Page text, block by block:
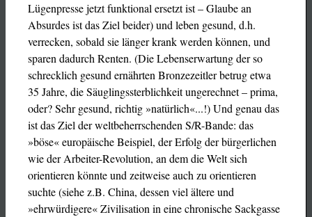
Lügenpresse jetzt funktional ersetzt ist – Glaube an
Absurdes ist das Ziel beider) und leben gesund, d.h.
verrecken, sobald sie länger krank werden können, und
sparen dadurch Renten. (Die Lebenserwartung der so
schrecklich gesund ernährten Bronzezeitler betrug etwa
35 Jahre, die Säuglingssterblichkeit ungerechnet – prima,
oder? Sehr gesund, richtig »natürlich«...!) Und genau das
ist das Ziel der weltbeherrschenden S/R-Bande: das
»böse« europäische Beispiel, der Erfolg der bürgerlichen
wie der Arbeiter-Revolution, an dem die Welt sich
orientieren könnte und zeitweise auch zu orientieren
suchte (siehe z.B. China, dessen viel ältere und
»ehrwürdigere« Zivilisation in eine chronische Sackgasse